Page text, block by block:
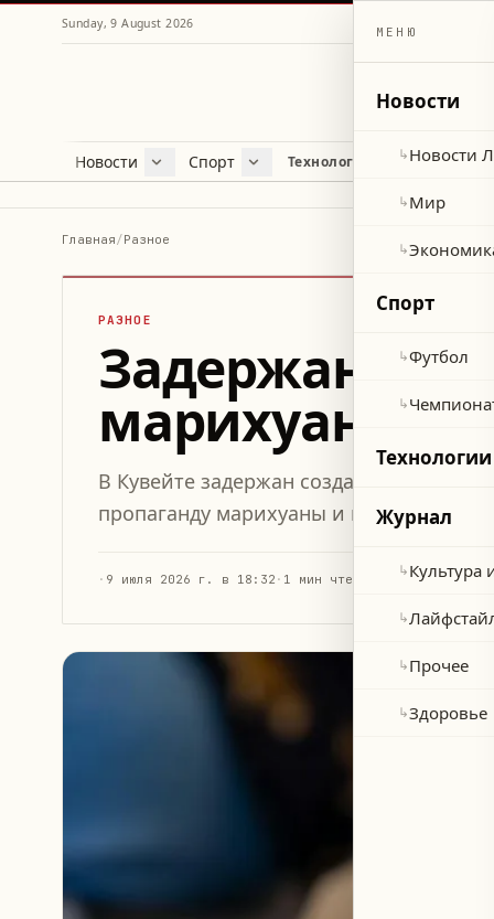
Sunday, 9 August 2026
Новости
Новости ЛиванаСпорт
Футбол
Технологии и наука
Главная/Разное
РАЗНОЕ
Задержан
марихуаны в
В Кувейте задержан создатель
пропаганду марихуаны и вводивший
· 9 июля 2026 г. в 18:32 · 1 мин чтения
МЕНЮ
Новости
↳Новости
↳Мир
↳
Спорт
↳Футбол
↳
Технологии
Журнал
↳Культура
↳
↳Прочее
↳Здоровье